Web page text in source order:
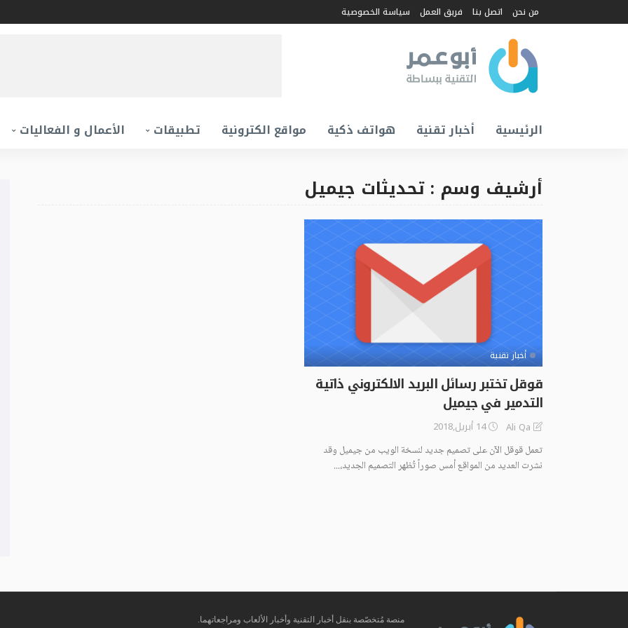
من نحن اتصل بنا فريق العمل سياسة الخصوصية
الرئيسية أخبار تقنية هواتف ذكية مواقع الكترونية تطبيقات الأعمال و الفعاليات
أرشيف وسم : تحديثات جيميل
أخبار تقنية
قوقل تختبر رسائل البريد الالكتروني ذاتية
التدمير في جيميل
Ali Qa 14 أبريل,2018
تعمل قوقل الآن على تصميم جديد لنسخة الويب من جيميل وقد
نشرت العديد من المواقع أمس صوراً تُظهر التصميم الجديد،...
منصة مُتخصّصة بنقل أخبار التقنية وأخبار الألعاب ومراجعاتهما.